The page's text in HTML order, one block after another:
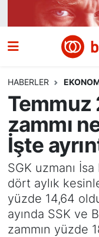
HABERLER
Temmuz
zammı
İşte
SGK uzmanı
dört aylık
yüzde 14,64
ayında SSK ve
zammın yüzde
Siyaset
Ekonomi
Dünya
Kültür ve
Eğitim
Bilim ve
Nöbetçi
Namaz
Trafik
Süper Lig
Tüm
Son Dakika